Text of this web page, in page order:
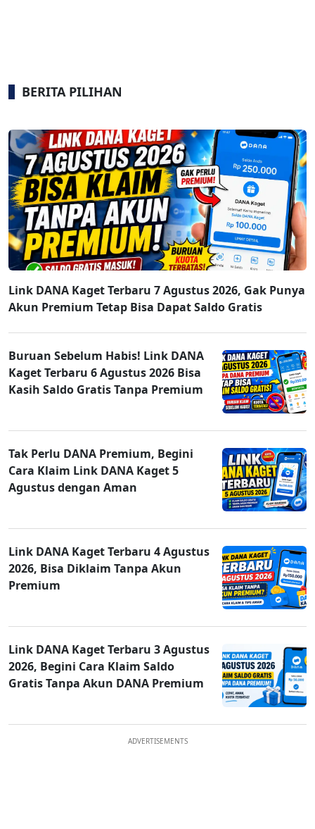
BERITA PILIHAN
Link DANA Kaget Terbaru 7 Agustus 2026, Gak Punya
Akun Premium Tetap Bisa Dapat Saldo Gratis
Buruan Sebelum Habis! Link DANA
Kaget Terbaru 6 Agustus 2026 Bisa
Kasih Saldo Gratis Tanpa Premium
Tak Perlu DANA Premium, Begini
Cara Klaim Link DANA Kaget 5
Agustus dengan Aman
Link DANA Kaget Terbaru 4 Agustus
2026, Bisa Diklaim Tanpa Akun
Premium
Link DANA Kaget Terbaru 3 Agustus
2026, Begini Cara Klaim Saldo
Gratis Tanpa Akun DANA Premium
ADVERTISEMENTS